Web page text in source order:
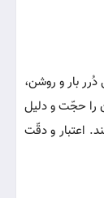
بار و روشن،
را حجّت و دلیل
اعتبار و دقّت